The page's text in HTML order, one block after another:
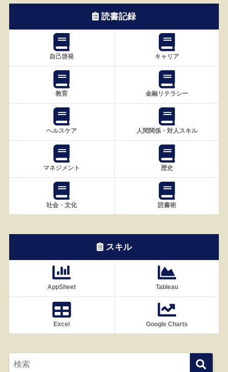
読書記録
自己啓発 キャリア
教育 金融リテラシー
ヘルスケア 人間関係・対人スキル
マネジメント 歴史
社会・文化 読書術
スキル
AppSheet Tableau
Excel Google Charts